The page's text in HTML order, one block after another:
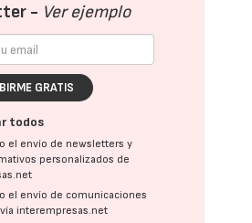
- Ver ejemplo
GRATIS
todos
el envío de newsletters y
personalizados de
el envío de comunicaciones
interempresas.net